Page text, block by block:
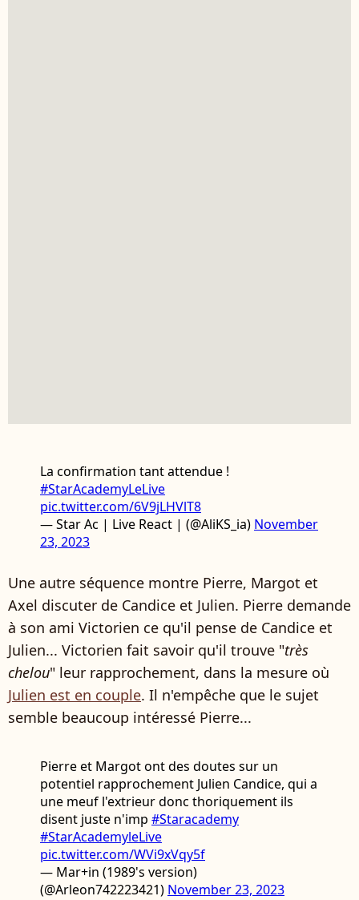
La confirmation tant attendue !
#StarAcademyLeLive
pic.twitter.com/6V9jLHVlT8
— Star Ac | Live React | (@AliKS_ia) November
23, 2023
Une autre séquence montre Pierre, Margot et
Axel discuter de Candice et Julien. Pierre demande
à son ami Victorien ce qu'il pense de Candice et
Julien... Victorien fait savoir qu'il trouve "très
chelou" leur rapprochement, dans la mesure où
Julien est en couple. Il n'empêche que le sujet
semble beaucoup intéressé Pierre...
Pierre et Margot ont des doutes sur un
potentiel rapprochement Julien Candice, qui a
une meuf l'extrieur donc thoriquement ils
disent juste n'imp #Staracademy
#StarAcademyleLive
pic.twitter.com/WVi9xVqy5f
— Mar+in (1989's version)
(@Arleon742223421) November 23, 2023